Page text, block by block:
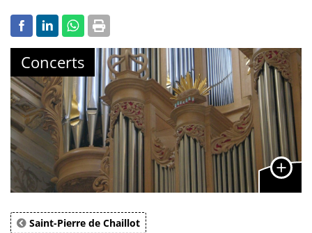
Concerts
Saint-Pierre de Chaillot